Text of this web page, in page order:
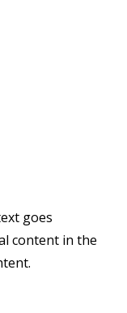
goes
content in the